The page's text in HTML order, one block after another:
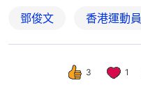
鄧俊文 香港運動員
3 1